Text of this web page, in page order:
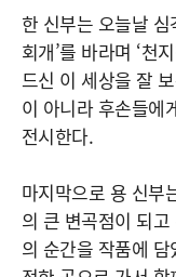
한 신부는 오늘날
회개’를 바라며 ‘천
드신 이 세상을 잘
이 아니라 후손들에
전시한다.
마지막으로 용 신부
의 큰 변곡점이 되
의 순간을 작품에 담